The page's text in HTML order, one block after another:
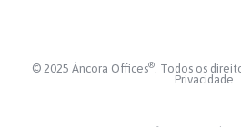
© 2025 Âncora Offices® . Todos os
Privacidade